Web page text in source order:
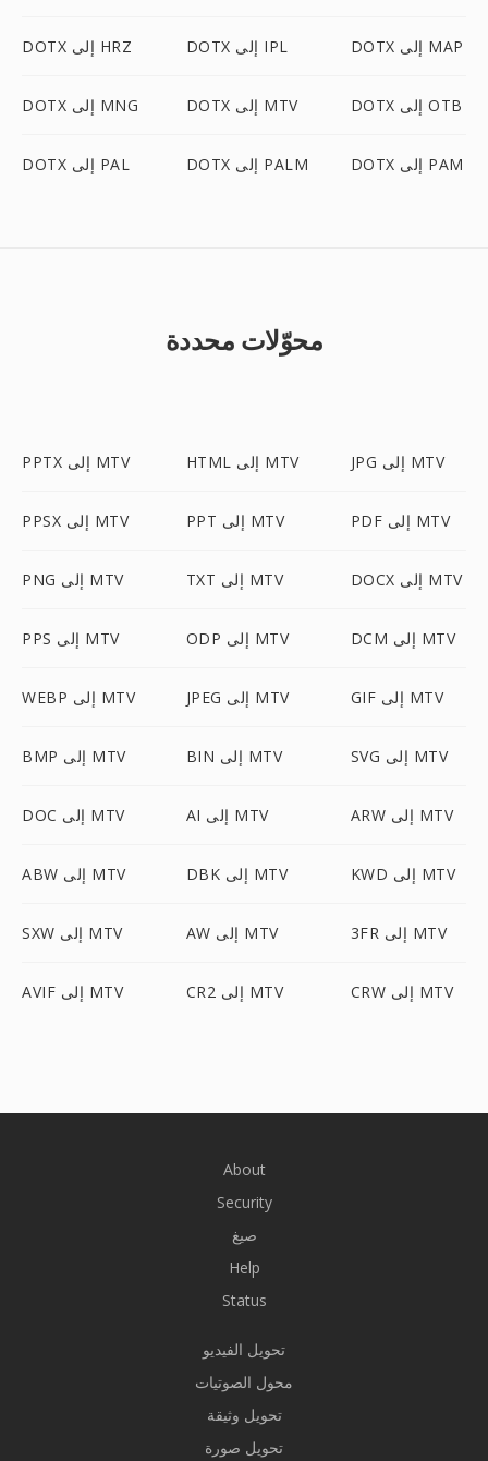
DOTX إلى HRZ DOTX إلى IPL DOTX إلى MAP
DOTX إلى MNG DOTX إلى MTV DOTX إلى OTB
DOTX إلى PAL DOTX إلى PALM DOTX إلى PAM
محوّلات محددة
PPTX إلى MTV HTML إلى MTV JPG إلى MTV
PPSX إلى MTV PPT إلى MTV PDF إلى MTV
PNG إلى MTV TXT إلى MTV DOCX إلى MTV
PPS إلى MTV ODP إلى MTV DCM إلى MTV
WEBP إلى MTV JPEG إلى MTV GIF إلى MTV
BMP إلى MTV BIN إلى MTV SVG إلى MTV
DOC إلى MTV AI إلى MTV ARW إلى MTV
ABW إلى MTV DBK إلى MTV KWD إلى MTV
SXW إلى MTV AW إلى MTV 3FR إلى MTV
AVIF إلى MTV CR2 إلى MTV CRW إلى MTV
About
Security
صيغ
Help
Status
تحويل الفيديو
محول الصوتيات
تحويل وثيقة
تحويل صورة